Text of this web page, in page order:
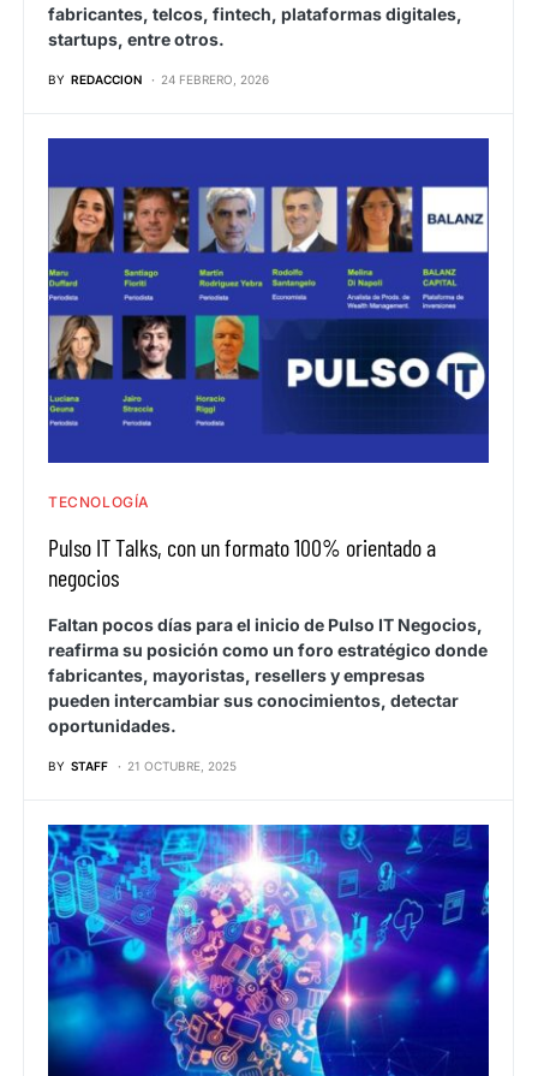
fabricantes, telcos, fintech, plataformas digitales,
startups, entre otros.
BY REDACCION 24 FEBRERO, 2026
TECNOLOGÍA
Pulso IT Talks, con un formato 100% orientado a
negocios
Faltan pocos días para el inicio de Pulso IT Negocios,
reafirma su posición como un foro estratégico donde
fabricantes, mayoristas, resellers y empresas
pueden intercambiar sus conocimientos, detectar
oportunidades.
BY STAFF 21 OCTUBRE, 2025